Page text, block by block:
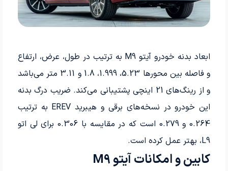
ابعاد بدنه خودرو آیتو M9 به ترتیب در طول، عرض، ارتفاع
و فاصله بین محورها 5.23، 1.999، 1.8 و 3.11 متر می‌باشد
و از رینگ‌های 21 اینچی پشتیبانی می‌کند. ضریب درگ بدنه
این خودرو در نسخه‌های برقی و هیبرید EREV به ترتیب
0.264 و 0.279 است که در مقایسه با 0.306 برای لی اتو
L9، بهتر عمل کرده است.
کابین و امکانات آیتو M9